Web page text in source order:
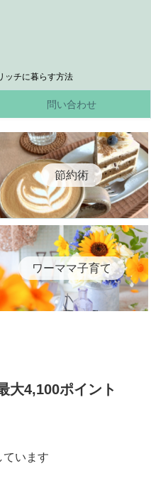
ッチに暮らす方法
問い合わせ
節約術
ワーママ子育て
大4,100ポイント
います